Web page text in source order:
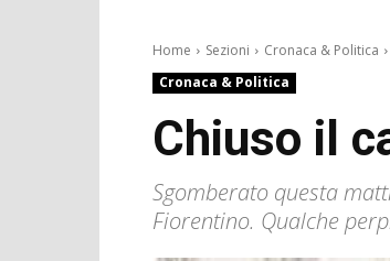
Home Sezioni Cronaca & Politica
Cronaca & Politica
Chiuso il
Sgomberato questa
Fiorentino. Qualche